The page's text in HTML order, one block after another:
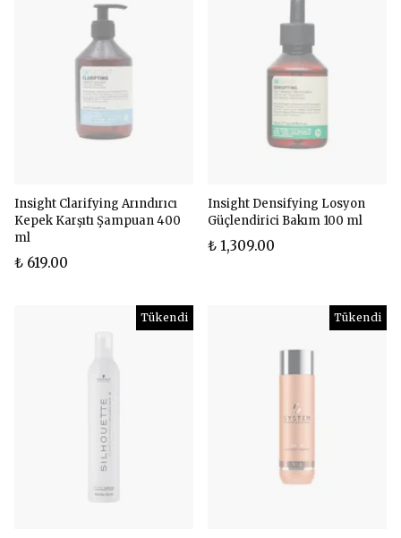
Insight Clarifying Arındırıcı
Kepek Karşıtı Şampuan 400
ml
₺ 619.00
Insight Densifying Losyon
Güçlendirici Bakım 100 ml
₺ 1,309.00
Tükendi Tükendi